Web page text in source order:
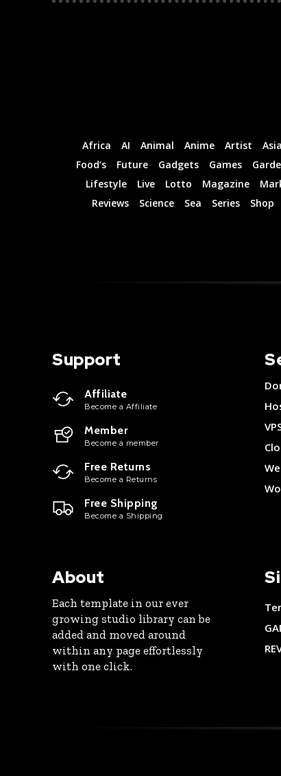
Africa AI Animal Anime Artist Asia
Food’s
Future Gadgets Games
Lifestyle
Live Lotto Magazine
Reviews
Science Sea Series Shop
Support
Affiliate
Become a Affiliate
Member
Become a member
Free Returns
Become a Returns
Free Shipping
Become a Shipping
About
Each template in our ever
growing studio library can be
added and moved around
within any page effortlessly
with one click.